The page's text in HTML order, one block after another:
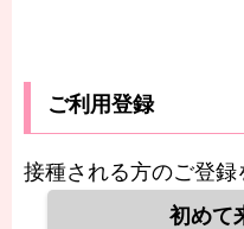
ご利用登録
接種される方のご登録
初めて